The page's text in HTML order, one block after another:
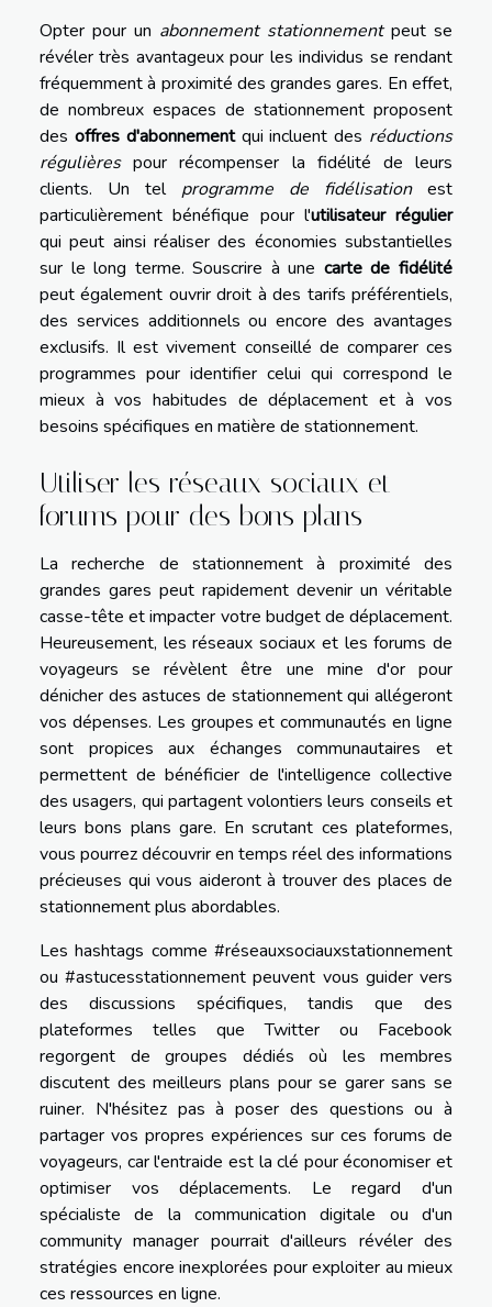
Opter pour un abonnement stationnementpeut se
révéler très avantageux pour les individus se rendant
fréquemment à proximité des grandes gares. En effet,
de nombreux espaces de stationnement proposent
des offres d'abonnementqui incluent des réductions
régulièrespour récompenser la fidélité de leurs
clients. Un tel programme de fidélisationest
particulièrement bénéfique pour l'utilisateur régulier
qui peut ainsi réaliser des économies substantielles
sur le long terme. Souscrire à une carte de fidélité
peut également ouvrir droit à des tarifs préférentiels,
des services additionnels ou encore des avantages
exclusifs. Il est vivement conseillé de comparer ces
programmes pour identifier celui qui correspond le
mieux à vos habitudes de déplacement et à vos
besoins spécifiques en matière de stationnement.
Utiliser les réseaux sociaux et
forums pour des bons plans
La recherche de stationnement à proximité des
grandes gares peut rapidement devenir un véritable
casse-tête et impacter votre budget de déplacement.
Heureusement, les réseaux sociaux et les forums de
voyageurs se révèlent être une mine d'or pour
dénicher des astuces de stationnement qui allégeront
vos dépenses. Les groupes et communautés en ligne
sont propices aux échanges communautaires et
permettent de bénéficier de l'intelligence collective
des usagers, qui partagent volontiers leurs conseils et
leurs bons plans gare. En scrutant ces plateformes,
vous pourrez découvrir en temps réel des informations
précieuses qui vous aideront à trouver des places de
stationnement plus abordables.
Les hashtags comme #réseauxsociauxstationnement
ou #astucesstationnement peuvent vous guider vers
des discussions spécifiques, tandis que des
plateformes telles que Twitter ou Facebook
regorgent de groupes dédiés où les membres
discutent des meilleurs plans pour se garer sans se
ruiner. N'hésitez pas à poser des questions ou à
partager vos propres expériences sur ces forums de
voyageurs, car l'entraide est la clé pour économiser et
optimiser vos déplacements. Le regard d'un
spécialiste de la communication digitale ou d'un
community manager pourrait d'ailleurs révéler des
stratégies encore inexplorées pour exploiter au mieux
ces ressources en ligne.